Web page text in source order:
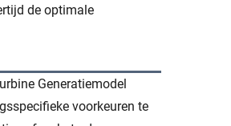
de optimale
Generatiemodel
voorkeuren te